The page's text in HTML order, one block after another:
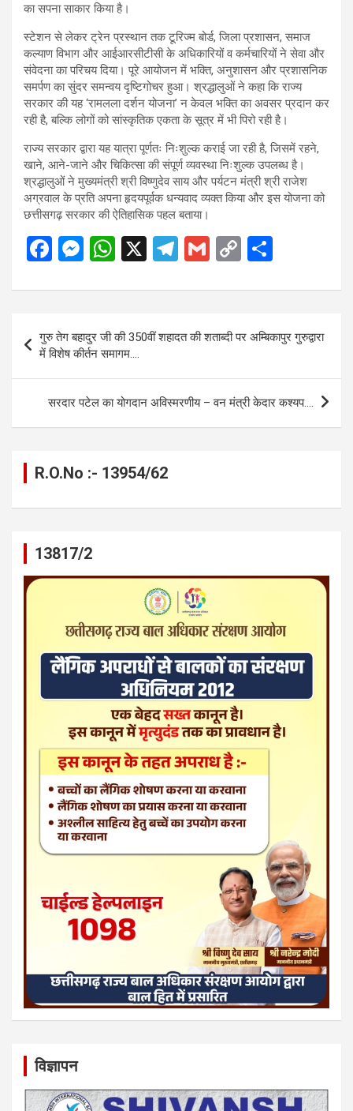
का सपना साकार किया है।
स्टेशन से लेकर ट्रेन प्रस्थान तक टूरिज्म बोर्ड, जिला प्रशासन, समाज
कल्याण विभाग और आईआरसीटीसी के अधिकारियों व कर्मचारियों ने सेवा और
संवेदना का परिचय दिया। पूरे आयोजन में भक्ति, अनुशासन और प्रशासनिक
समर्पण का सुंदर समन्वय दृष्टिगोचर हुआ। श्रद्धालुओं ने कहा कि राज्य
सरकार की यह ‘रामलला दर्शन योजना’ न केवल भक्ति का अवसर प्रदान कर
रही है, बल्कि लोगों को सांस्कृतिक एकता के सूत्र में भी पिरो रही है।
राज्य सरकार द्वारा यह यात्रा पूर्णतः निःशुल्क कराई जा रही है, जिसमें रहने,
खाने, आने-जाने और चिकित्सा की संपूर्ण व्यवस्था निःशुल्क उपलब्ध है।
श्रद्धालुओं ने मुख्यमंत्री श्री विष्णुदेव साय और पर्यटन मंत्री श्री राजेश
अग्रवाल के प्रति अपना हृदयपूर्वक धन्यवाद व्यक्त किया और इस योजना को
छत्तीसगढ़ सरकार की ऐतिहासिक पहल बताया।
F
ce
b
o
o
k
M
se
g
er
W
at
s
A
p
p
X
T
e
gr
a
m
G
ail
C
py
Li
n
k
ar
navigation
गुरु तेग बहादुर जी की 350वीं शहादत की शताब्दी पर अम्बिकापुर गुरुद्वारा
में विशेष कीर्तन समागम….
सरदार पटेल का योगदान अविस्मरणीय – वन मंत्री केदार कश्यप….
R.O.No :- 13954/62
13817/2
विज्ञापन